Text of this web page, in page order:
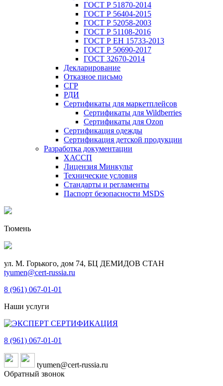
ГОСТ Р 51870-2014
ГОСТ Р 56404-2015
ГОСТ Р 52058-2003
ГОСТ Р 51108-2016
ГОСТ Р ЕН 15733-2013
ГОСТ Р 50690-2017
ГОСТ 32670-2014
Декларирование
Отказное письмо
СГР
РДИ
Сертификаты для маркетплейсов
Сертификаты для Wildberries
Сертификаты для Ozon
Сертификация одежды
Сертификация детской продукции
Разработка документации
ХАССП
Лицензия Минкульт
Технические условия
Стандарты и регламенты
Паспорт безопасности MSDS
Тюмень
ул. М. Горького, дом 74, БЦ ДЕМИДОВ СТАН
tyumen@cert-russia.ru
8 (961) 067-01-01
Наши услуги
8 (961) 067-01-01
tyumen@cert-russia.ru
Обратный звонок